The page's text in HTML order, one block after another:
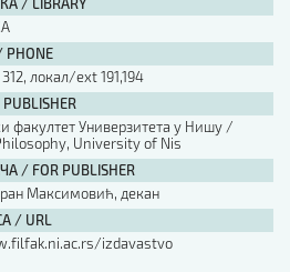
локал/ext 191,194
факултет Универзитета у Нишу /
University of Nis
/ FOR PUBLISHER
Максимовић, декан
/ URL
izdavastvo